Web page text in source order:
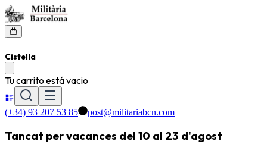
Cistella
Tu carrito está vacio
(+34) 93 207 53 85 post@militariabcn.com
Tancat per vacances del 10 al 23 d'agost